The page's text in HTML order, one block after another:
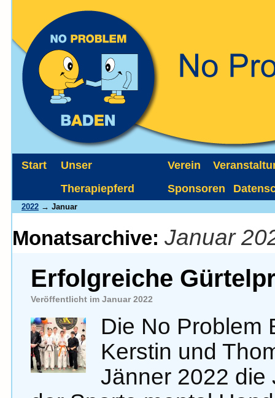
Start
Unser
Therapiepferd
Verein
Sponsoren
2022 → Januar
Monatsarchive: Januar
Erfolgreiche
Veröffentlicht im Januar 2022
Die No Problem
Kerstin und
Jänner 2022 die